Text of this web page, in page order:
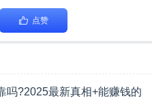
点赞
吗?2025最新真相+能赚钱的